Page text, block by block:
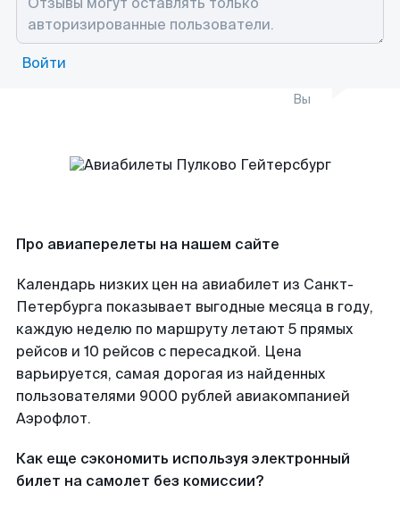
Войти
Вы
Про авиаперелеты на нашем сайте
Календарь низких цен на авиабилет из Санкт-
Петербурга показывает выгодные месяца в году,
каждую неделю по маршруту летают 5 прямых
рейсов и 10 рейсов с пересадкой. Цена
варьируется, самая дорогая из найденных
пользователями 9000 рублей авиакомпанией
Аэрофлот.
Как еще сэкономить используя электронный
билет на самолет без комиссии?